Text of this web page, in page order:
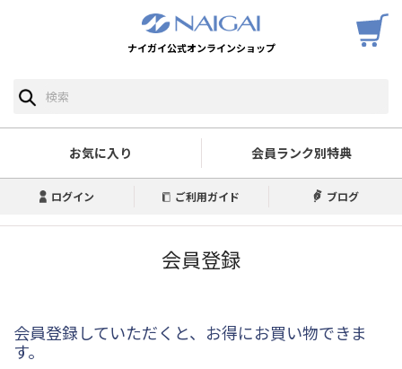
ナイガイ公式オンラインショップ
お気に入り 会員ランク別特典
ログイン ご利用ガイド ブログ
会員登録
会員登録していただくと、お得にお買い物できま
す。